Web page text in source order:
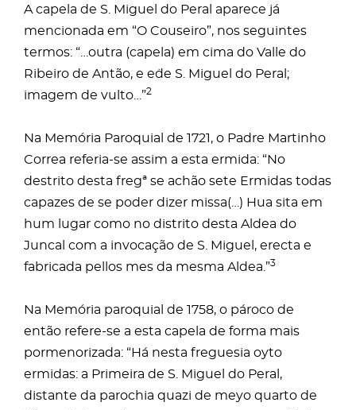
A capela de S. Miguel do Peral aparece já
mencionada em “O Couseiro”, nos seguintes
termos: “…outra (capela) em cima do Valle do
Ribeiro de Antão, e e´de S. Miguel do Peral;
imagem de vulto…”2
Na Memória Paroquial de 1721, o Padre Martinho
Correa referia-se assim a esta ermida: “No
destrito desta fregª se achão sete Ermidas todas
capazes de se poder dizer missa(…) Hua sita em
hum lugar como no distrito desta Aldea do
Juncal com a invocação de S. Miguel, erecta e
fabricada pellos mes da mesma Aldea.”3
Na Memória paroquial de 1758, o pároco de
então refere-se a esta capela de forma mais
pormenorizada: “Há nesta freguesia oyto
ermidas: a Primeira de S. Miguel do Peral,
distante da parochia quazi de meyo quarto de